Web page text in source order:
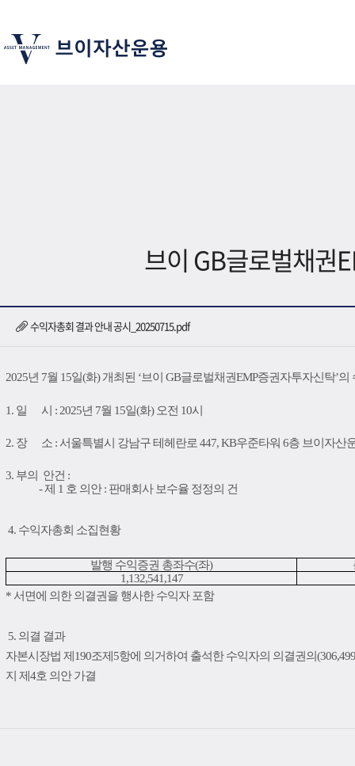
브이 GB글로벌채권
수익자총회 결과 안내 공시_20250715.pdf
2025년 7월 15일(화)개최된 ‘브이 GB글로벌채권EMP증권자투자신탁’의
1. 일 시 : 2025년 7월 15일(화) 오전 10시
2. 장 소 : 서울특별시 강남구 테헤란로 447, KB우준타워 6층 브이자산
3. 부의 안건 :
- 제 1 호 의안: 판매회사 보수율 정정의 건
4. 수익자총회 소집현황
발행 수익증권 총좌수(좌)
1,132,541,147
* 서면에 의한 의결권을 행사한 수익자 포함
5. 의결 결과
자본시장법 제 190조제 5항에 의거하여 출석한 수익자의 의결권의
지 제4호 의안 가결